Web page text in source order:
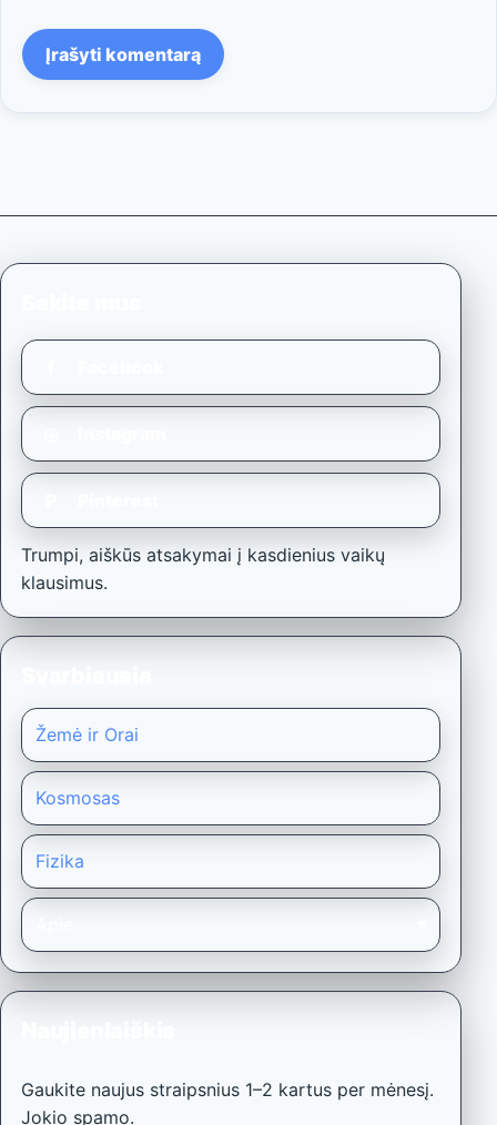
Trumpi, aiškūs atsakymai į kasdienius vaikų
klausimus.
Žemė ir Orai
Kosmosas
Fizika
Gaukite naujus straipsnius 1–2 kartus per mėnesį.
Jokio spamo.